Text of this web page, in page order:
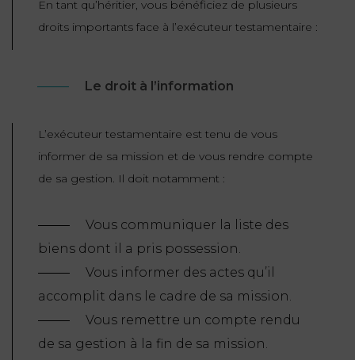
En tant qu’héritier, vous bénéficiez de plusieurs
droits importants face à l’exécuteur testamentaire :
Le droit à l’information
L’exécuteur testamentaire est tenu de vous
informer de sa mission et de vous rendre compte
de sa gestion. Il doit notamment :
Vous communiquer la liste des
biens dont il a pris possession.
Vous informer des actes qu’il
accomplit dans le cadre de sa mission.
Vous remettre un compte rendu
de sa gestion à la fin de sa mission.